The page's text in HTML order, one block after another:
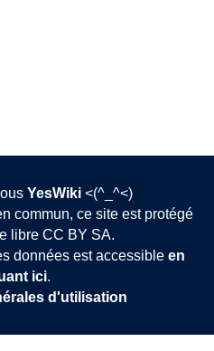
YesWiki <(^_^<)
commun, ce site est protégé
libre CC BY SA.
données est accessibleen
ici.
d'utilisation